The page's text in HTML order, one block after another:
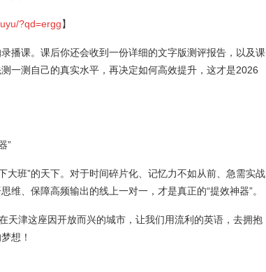
?qd=ergg】
播课。课后你还会收到一份详细的文字版测评报告，以及课
一测自己的真实水平，再决定如何高效提升，这才是2026
”
大班”的天下。对于时间碎片化、记忆力不如从前、急需实战
维、保障高频输出的线上一对一，才是真正的“提效神器”。
天津这座因开放而兴的城市，让我们用流利的英语，去拥抱
想！